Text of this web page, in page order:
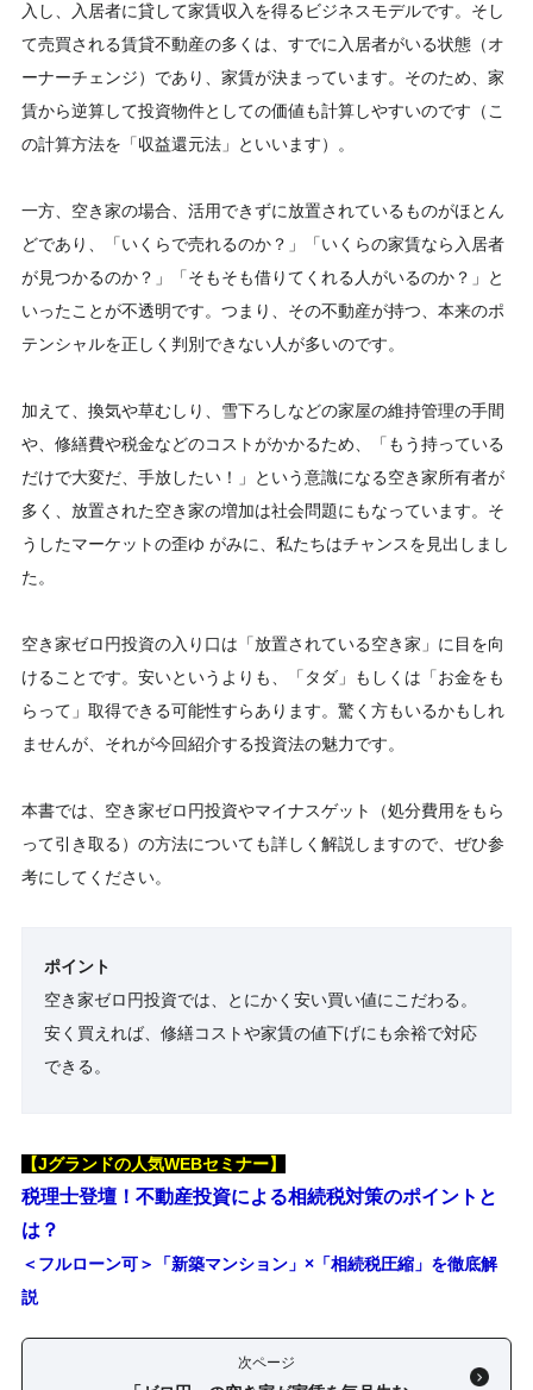
入し、入居者に貸して家賃収入を得るビジネスモデルです。そし
て売買される賃貸不動産の多くは、すでに入居者がいる状態（オ
ーナーチェンジ）であり、家賃が決まっています。そのため、家
賃から逆算して投資物件としての価値も計算しやすいのです（こ
の計算方法を「収益還元法」といいます）。
一方、空き家の場合、活用できずに放置されているものがほとん
どであり、「いくらで売れるのか？」「いくらの家賃なら入居者
が見つかるのか？」「そもそも借りてくれる人がいるのか？」と
いったことが不透明です。つまり、その不動産が持つ、本来のポ
テンシャルを正しく判別できない人が多いのです。
加えて、換気や草むしり、雪下ろしなどの家屋の維持管理の手間
や、修繕費や税金などのコストがかかるため、「もう持っている
だけで大変だ、手放したい！」という意識になる空き家所有者が
多く、放置された空き家の増加は社会問題にもなっています。そ
うしたマーケットの歪ゆ がみに、私たちはチャンスを見出しまし
た。
空き家ゼロ円投資の入り口は「放置されている空き家」に目を向
けることです。安いというよりも、「タダ」もしくは「お金をも
らって」取得できる可能性すらあります。驚く方もいるかもしれ
ませんが、それが今回紹介する投資法の魅力です。
本書では、空き家ゼロ円投資やマイナスゲット（処分費用をもら
って引き取る）の方法についても詳しく解説しますので、ぜひ参
考にしてください。
ポイント
空き家ゼロ円投資では、とにかく安い買い値にこだわる。
安く買えれば、修繕コストや家賃の値下げにも余裕で対応
できる。
【Jグランドの人気WEBセミナー】
税理士登壇！不動産投資による相続税対策のポイントと
は？
＜フルローン可＞「新築マンション」×「相続税圧縮」を徹底解
説
次ページ